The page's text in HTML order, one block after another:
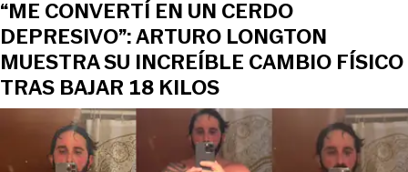
“ME CONVERTÍ EN UN CERDO
DEPRESIVO”: ARTURO LONGTON
MUESTRA SU INCREÍBLE CAMBIO FÍSICO
TRAS BAJAR 18 KILOS